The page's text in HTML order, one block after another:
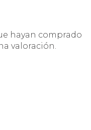
hayan comprado
valoración.